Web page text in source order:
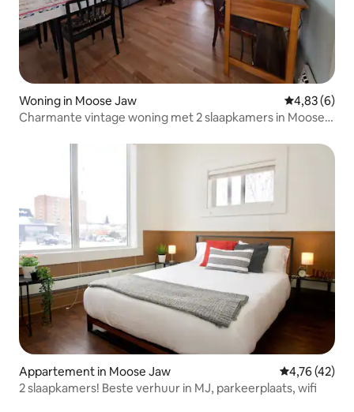
Woning in Moose Jaw Gemiddelde
4,83 (6)
Charmante vintage woning met 2 slaapkamers in Moose
Appartement in Moose Jaw Gemiddelde
4,76 (42)
2 slaapkamers! Beste verhuur in MJ, parkeerplaats, wifi